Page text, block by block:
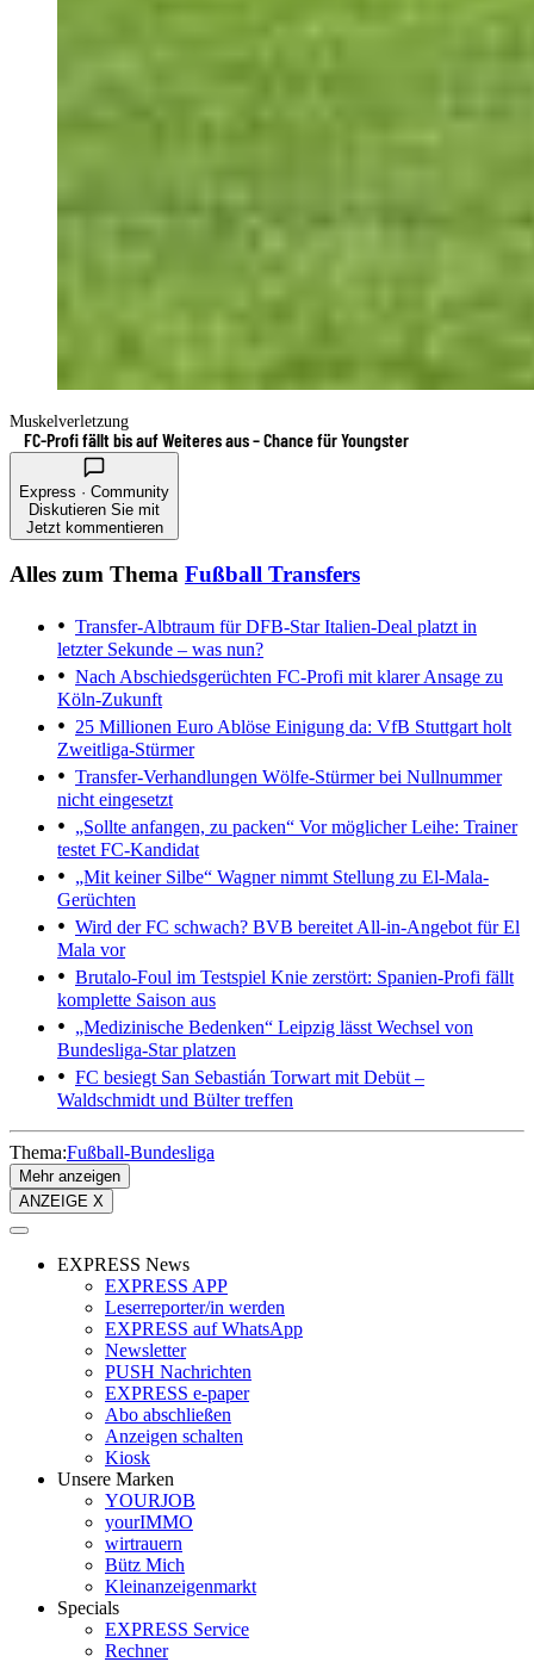
Muskelverletzung
FC-Profi fällt bis auf Weiteres aus – Chance für Youngster
Express · Community
Diskutieren Sie mit
Jetzt kommentieren
Alles zum Thema Fußball Transfers
Transfer-Albtraum für DFB-StarItalien-Deal platzt in
letzter Sekunde – was nun?
Nach Abschiedsgerüchten FC-Profi mit klarer Ansage zu
Köln-Zukunft
25 Millionen Euro Ablöse Einigung da: VfB Stuttgart holt
Zweitliga-Stürmer
Transfer-Verhandlungen Wölfe-Stürmer bei Nullnummer
nicht eingesetzt
„Sollte anfangen, zu packen“ Vor möglicher Leihe: Trainer
testet FC-Kandidat
„Mit keiner Silbe“ Wagner nimmt Stellung zu El-Mala-
Gerüchten
Wird der FC schwach? BVB bereitet All-in-Angebot für El
Mala vor
Brutalo-Foul im Testspiel Knie zerstört: Spanien-Profi fällt
komplette Saison aus
„Medizinische Bedenken“ Leipzig lässt Wechsel von
Bundesliga-Star platzen
FC besiegt San Sebastián Torwart mit Debüt –
Waldschmidt und Bülter treffen
Thema:Fußball-Bundesliga
Mehr anzeigen
ANZEIGE X
EXPRESS News
EXPRESS APP
Leserreporter/in werden
EXPRESS auf WhatsApp
Newsletter
PUSH Nachrichten
EXPRESS e-paper
Abo abschließen
Anzeigen schalten
Kiosk
Unsere Marken
YOURJOB
yourIMMO
wirtrauern
Bütz Mich
Kleinanzeigenmarkt
Specials
EXPRESS Service
Rechner